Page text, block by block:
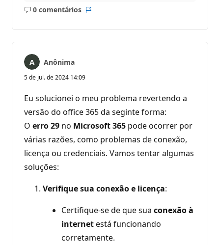
0 comentários
Sem
Anônima
5 de jul. de 2024 14:09
Eu solucionei o meu problema revertendo a
versão do office 365 da seginte forma:
O erro 29 no Microsoft 365 pode ocorrer por
várias razões, como problemas de conexão,
licença ou credenciais. Vamos tentar algumas
soluções:
Verifique sua conexão e licença:
Certifique-se de que sua conexão à
internetestá funcionando
corretamente.